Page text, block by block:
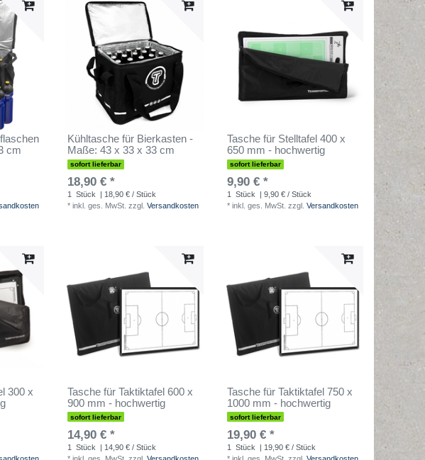
cm
Kühltasche für Bierkasten -
Maße: 43 x 33 x 33 cm
sofort lieferbar
18,90 € *
1 Stück
| 18,90 € / Stück
* inkl. ges. MwSt. zzgl. Versandkosten
Tasche für Stelltafel 400 x
650 mm - hochwertig
sofort lieferbar
9,90 € *
1 Stück
| 9,90 € / Stück
* inkl. ges. MwSt. zzgl. Versandkosten
300 x
Tasche für Taktiktafel 600 x
900 mm - hochwertig
sofort lieferbar
14,90 € *
1 Stück
| 14,90 € / Stück
Tasche für Taktiktafel 750 x
1000 mm - hochwertig
sofort lieferbar
19,90 € *
1 Stück
| 19,90 € / Stück